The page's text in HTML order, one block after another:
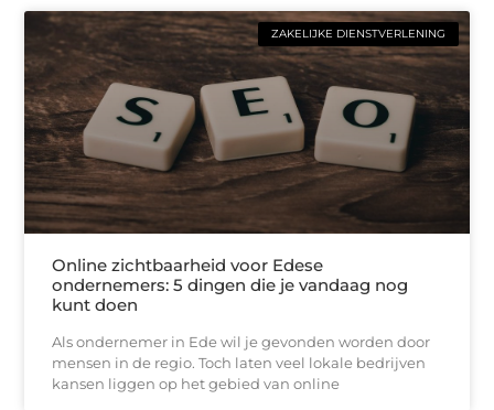
ZAKELIJKE DIENSTVERLENING
Online zichtbaarheid voor Edese
ondernemers: 5 dingen die je vandaag nog
kunt doen
Als ondernemer in Ede wil je gevonden worden door
mensen in de regio. Toch laten veel lokale bedrijven
kansen liggen op het gebied van online